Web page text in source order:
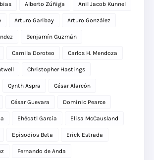
Alberto Zúñiga Anil Jacob Kunnel
Arturo Garibay Arturo González
Benjamín Guzmán
Camila Doroteo Carlos H. Mendoza
Christopher Hastings
Cynth Aspra César Alarcón
César Guevara Dominic Pearce
Ehécatl García Elisa McCausland
Episodios Beta Erick Estrada
Fernando de Anda